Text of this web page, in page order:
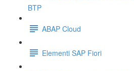
BTP
ABAP Cloud
Elementi SAP Fiori